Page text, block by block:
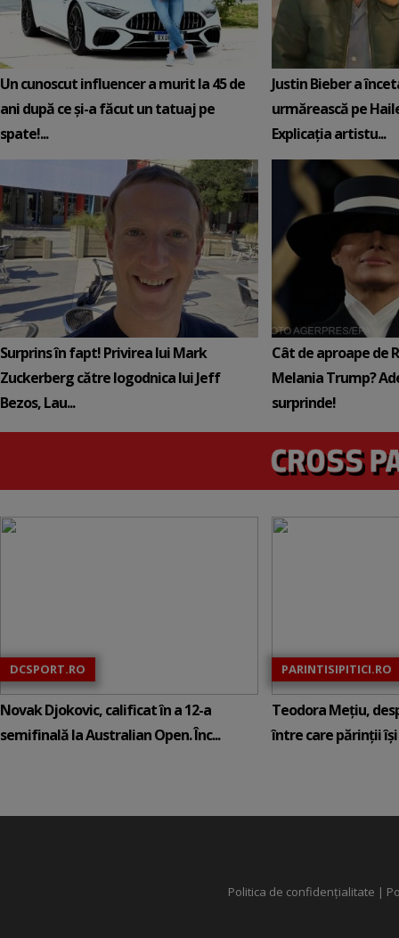
Un cunoscut influencer a murit la 45 de
ani după ce și-a făcut un tatuaj pe
spate!...
Justin Bieber a
urmărească pe
Explicația artistu...
Surprins în fapt! Privirea lui Mark
Zuckerberg către logodnica lui Jeff
Bezos, Lau...
Cât de aproape de
Melania Trump?
surprinde!
DCSPORT.RO
Novak Djokovic, calificat în a 12-a
semifinală la Australian Open. Înc...
PARINTISIPITICI.RO
Teodora Mețiu,
între care părinții își
Politica de confidențialitate |